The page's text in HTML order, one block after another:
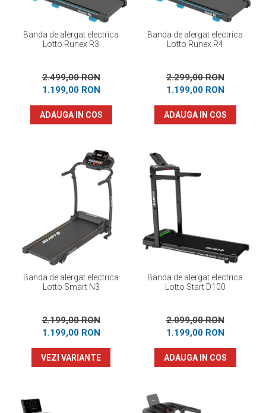
Banda de alergat electrica
Lotto Runex R3
2.499,00 RON
1.199,00 RON
ADAUGA IN COS
Banda de alergat electrica
Lotto Runex R4
2.299,00 RON
1.199,00 RON
ADAUGA IN COS
Banda de alergat electrica
Lotto Smart N3
2.199,00 RON
1.199,00 RON
VEZI VARIANTE
Banda de alergat electrica
Lotto Start D100
2.099,00 RON
1.199,00 RON
ADAUGA IN COS